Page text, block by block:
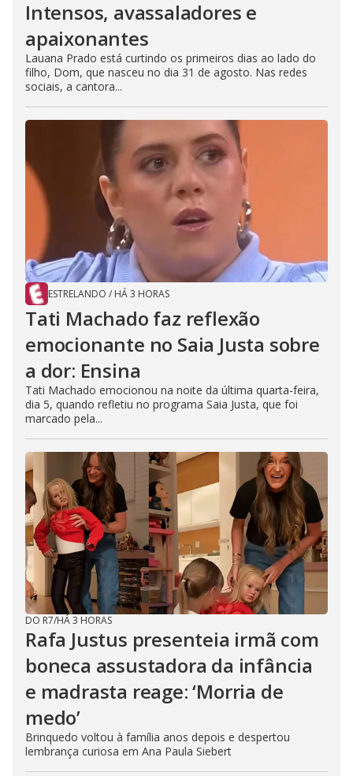
Intensos, avassaladores e
apaixonantes
Lauana Prado está curtindo os primeiros dias ao lado do
filho, Dom, que nasceu no dia 31 de agosto. Nas redes
sociais, a cantora...
ESTRELANDO / HÁ 3 HORAS
Tati Machado faz reflexão
emocionante no Saia Justa sobre
a dor: Ensina
Tati Machado emocionou na noite da última quarta-feira,
dia 5, quando refletiu no programa Saia Justa, que foi
marcado pela...
DO R7/HÁ 3 HORAS
Rafa Justus presenteia irmã com
boneca assustadora da infância
e madrasta reage: ‘Morria de
medo’
Brinquedo voltou à família anos depois e despertou
lembrança curiosa em Ana Paula Siebert